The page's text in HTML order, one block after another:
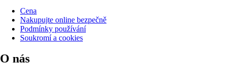
Cena
Nakupujte online bezpečně
Podmínky používání
Soukromí a cookies
O nás